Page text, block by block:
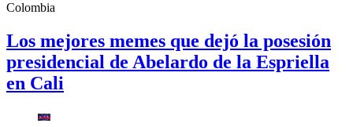
Colombia
Los mejores memes que dejó la posesión
presidencial de Abelardo de la Espriella
en Cali